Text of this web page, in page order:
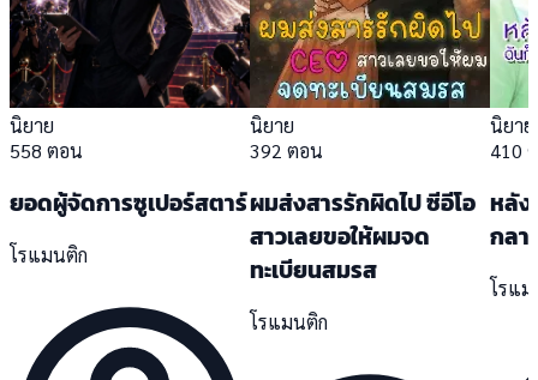
นิยาย
558 ตอน
ยอดผู้จัดการซูเปอร์สตาร์
โรแมนติก
นิยาย
392 ตอน
ผมส่งสารรักผิดไป ซีอีโอ
สาวเลยขอให้ผมจด
ทะเบียนสมรส
โรแมนติก
นิยาย
410
หลัง
กลา
โรแ